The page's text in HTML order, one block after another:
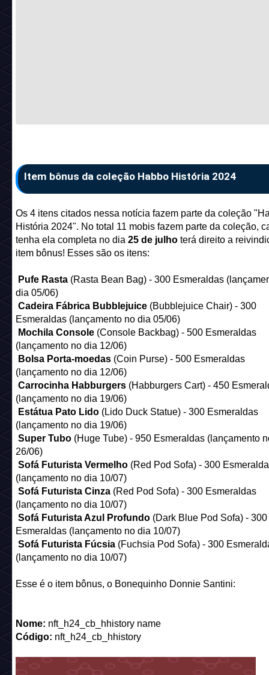
Item bônus da coleção Habbo História 2024
Os 4 itens citados nessa notícia fazem parte da coleção
História 2024". No total 11 mobis fazem parte da coleção,
tenha ela completa no dia 25 de julho terá direito a
item bônus! Esses são os itens:
Pufe Rasta (Rasta Bean Bag) - 300 Esmeraldas
dia 05/06)
Cadeira Fábrica Bubblejuice (Bubblejuice Chair) - 300
Esmeraldas (lançamento no dia 05/06)
Mochila Console (Console Backbag) - 500 Esmeraldas
(lançamento no dia 12/06)
Bolsa Porta-moedas (Coin Purse) - 500 Esmeraldas
(lançamento no dia 12/06)
Carrocinha Habburgers (Habburgers Cart) - 450
(lançamento no dia 19/06)
Estátua Pato Lido (Lido Duck Statue) - 300 Esmeraldas
(lançamento no dia 19/06)
Super Tubo (Huge Tube) - 950 Esmeraldas (lançamento
26/06)
Sofá Futurista Vermelho (Red Pod Sofa) - 300
(lançamento no dia 10/07)
Sofá Futurista Cinza (Red Pod Sofa) - 300 Esmeraldas
(lançamento no dia 10/07)
Sofá Futurista Azul Profundo (Dark Blue Pod Sofa) - 300
Esmeraldas (lançamento no dia 10/07)
Sofá Futurista Fúcsia (Fuchsia Pod Sofa) - 300
(lançamento no dia 10/07)
Esse é o item bônus, o Bonequinho Donnie Santini:
Nome: nft_h24_cb_hhistory name
Código: nft_h24_cb_hhistory